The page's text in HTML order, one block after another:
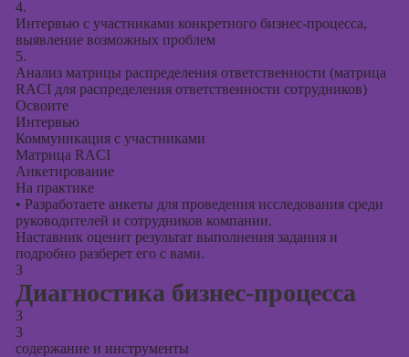
4.
Интервью с участниками конкретного бизнес-процесса,
выявление возможных проблем
5.
Анализ матрицы распределения ответственности (матрица
RACI для распределения ответственности сотрудников)
Освоите
Интервью
Коммуникация с участниками
Матрица RACI
Анкетирование
На практике
• Разработаете анкеты для проведения исследования среди
руководителей и сотрудников компании.
Наставник оценит результат выполнения задания и
подробно разберет его с вами.
3
Диагностика бизнес-процесса
3
3
содержание и инструменты